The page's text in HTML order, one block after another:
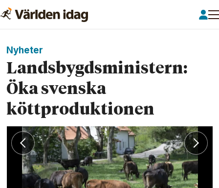
Nyheter
Landsbygdsministern:
Öka svenska
köttproduktionen